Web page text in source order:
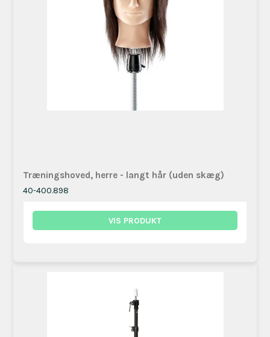
Træningshoved, herre - langt hår (uden skæg)
40-400.898
VIS PRODUKT